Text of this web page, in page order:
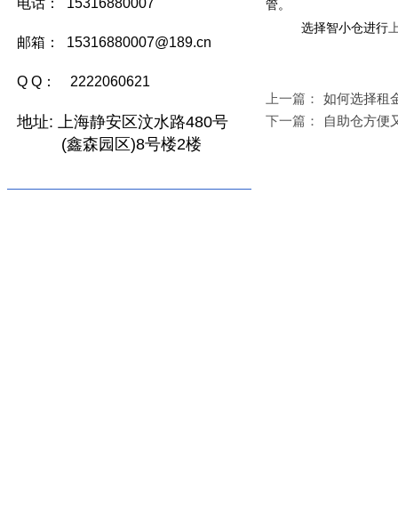
管。
选择智小仓进行
上一篇：
如何选择租
下一篇：
自助仓方便
电话： 15316880007
邮箱： 15316880007@189.cn
Q Q： 2222060621
地址: 上海静安区汶水路480号
(鑫森园区)8号楼2楼